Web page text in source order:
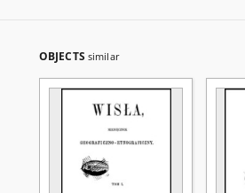
OBJECTS similar